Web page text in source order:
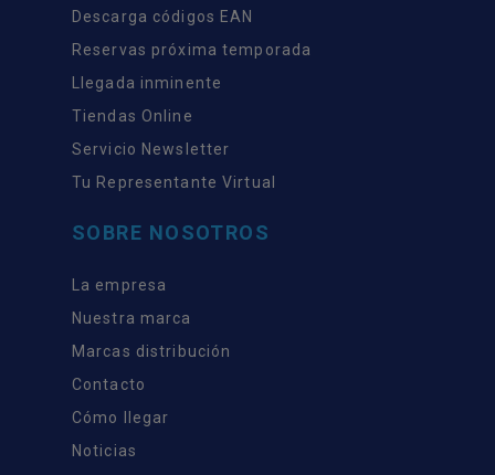
Descarga códigos EAN
Reservas próxima temporada
Llegada inminente
Tiendas Online
Servicio Newsletter
Tu Representante Virtual
SOBRE NOSOTROS
La empresa
Nuestra marca
Marcas distribución
Contacto
Cómo llegar
Noticias